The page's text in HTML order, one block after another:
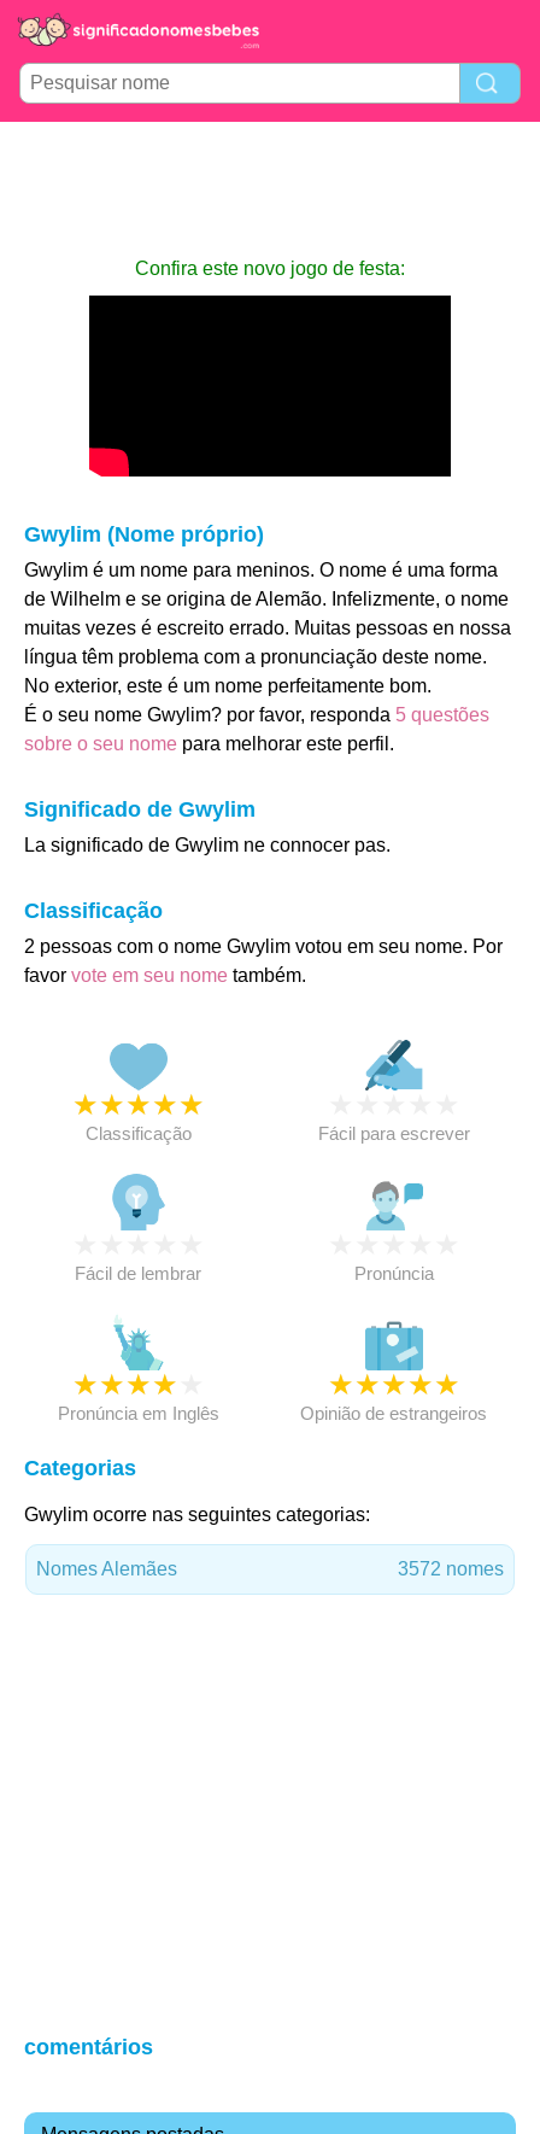
Confira este novo jogo de festa:
Gwylim (Nome próprio)
Gwylim é um nome para meninos. O nome é uma forma
de Wilhelm e se origina de Alemão. Infelizmente, o nome
muitas vezes é escreito errado. Muitas pessoas en nossa
língua têm problema com a pronunciação deste nome.
No exterior, este é um nome perfeitamente bom.
É o seu nome Gwylim? por favor, responda 5 questões
sobre o seu nome para melhorar este perfil.
Significado de Gwylim
La significado de Gwylim ne connocer pas.
Classificação
2 pessoas com o nome Gwylim votou em seu nome. Por
favor vote em seu nome também.
★★★★★
Classificação Fácil para escrever
Fácil de lembrar Pronúncia
★★★★
Pronúncia em Inglês
★★★★★
Opinião de estrangeiros
Categorias
Gwylim ocorre nas seguintes categorias:
Nomes Alemães 3572 nomes
comentários